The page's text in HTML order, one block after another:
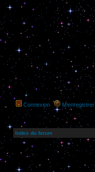
Connexion M’enregistrer
Index du forum